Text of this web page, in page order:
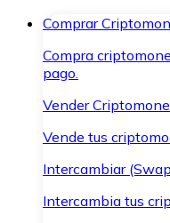
Comprar
Compra
pago.
Vender
Vende tus
Intercambiar
Intercambia tus